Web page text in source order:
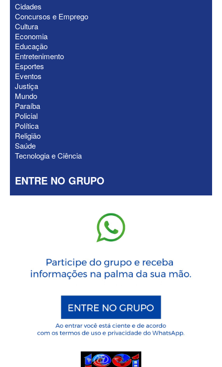
ELEIÇÕES 2026 - Gervásio “dá o troco”
em Matheus Bezerra e tira prefeito da
base de Maria Porto
Cidades
Concursos e Emprego
Cultura
Economia
Educação
Entretenimento
Esportes
Eventos
Justiça
Mundo
Paraíba
Policial
Política
Religião
Saúde
Tecnologia e Ciência
ENTRE NO GRUPO